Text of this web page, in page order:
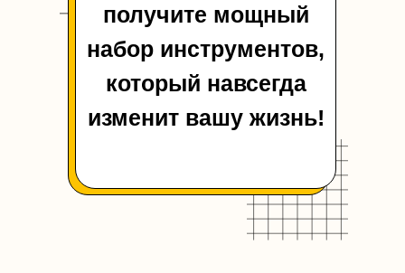
получите мощный
набор инструментов,
который навсегда
изменит вашу жизнь!
Осознаете свои истинные желания
Проработаете детские травмы
и освободитесь от обид
и близкими
Повысите самооценку и уверенность
в себе